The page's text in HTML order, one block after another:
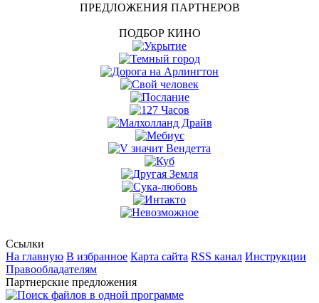
ПРЕДЛОЖЕНИЯ ПАРТНЕРОВ
ПОДБОР КИНО
Ссылки
На главную В избранное Карта сайта RSS канал Инструкции
Правообладателям
Партнерские предложения